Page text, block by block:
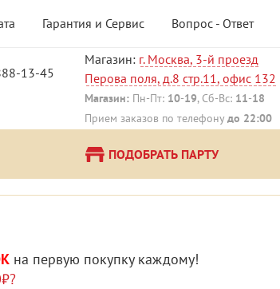
Гарантия и Сервис Вопрос - Ответ
13-45
Магазин: г. Москва, 3-й проезд
Перова поля, д.8 стр.11, офис 132
Магазин:Пн-Пт: 10-19, Сб-Вс: 11-18
Прием заказов по телефону до 22:00
ПОДОБРАТЬ ПАРТУ
на первую покупку каждому!